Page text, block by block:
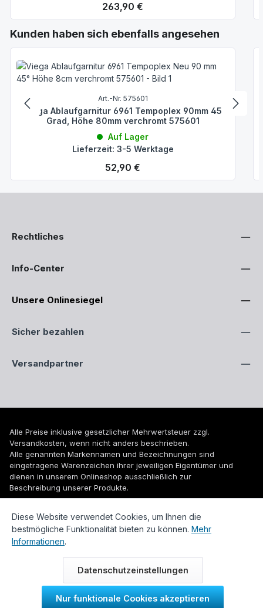
Regulärer Preis:
263,90 €
Produktgalerie überspringen
Kunden haben sich ebenfalls angesehen
Art.-Nr. 575601
Viega Ablaufgarnitur 6961 Tempoplex 90mm 45
Grad, Höhe 80mm verchromt 575601
Auf Lager
Lieferzeit: 3-5 Werktage
Regulärer Preis:
52,90 €
Rechtliches
Info-Center
Unsere Onlinesiegel
Sicher bezahlen
Versandpartner
Alle Preise inklusive gesetzlicher Mehrwertsteuer zzgl.
Versandkosten, wenn nicht anders beschrieben.
Alle genannten Markennamen und Bezeichnungen sind
eingetragene Warenzeichen ihrer jeweiligen Eigentümer und
dienen in unserem Onlineshop ausschließlich zur
Beschreibung unserer Produkte.
© 2026 WUH24.de - Weigel und Unger Heizungs- und
Sanitärtechnik GmbH
Diese Website verwendet Cookies, um Ihnen die
bestmögliche Funktionalität bieten zu können. Mehr
Informationen.
Datenschutzeinstellungen
Nur funktionale Cookies akzeptieren